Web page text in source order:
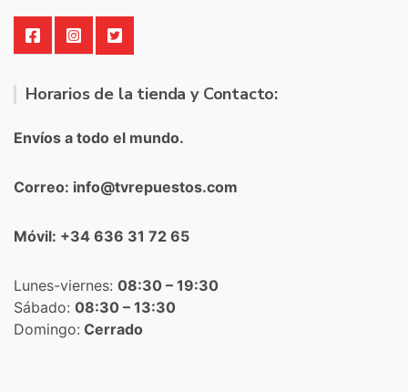
Horarios de la tienda y Contacto:
Envíos a todo el mundo.
Correo: info@tvrepuestos.com
Móvil: +34 636 31 72 65
Lunes-viernes: 08:30 – 19:30
Sábado: 08:30 – 13:30
Domingo: Cerrado